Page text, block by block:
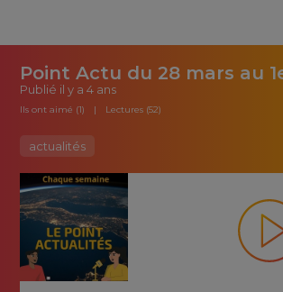
Point Actu du 28 mars au
Publié il y a 4 ans
Ils ont aimé (1) Lectures (52)
actualités